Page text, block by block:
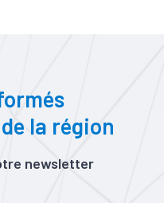
la région
newsletter